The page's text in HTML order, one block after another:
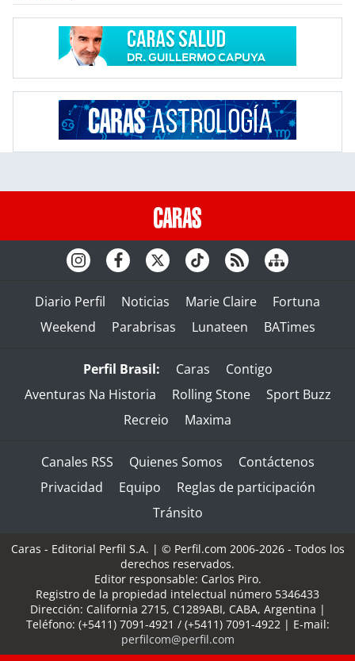
Diario Perfil Noticias Marie Claire
Fortuna
Weekend
Parabrisas Lunateen BATimes
Perfil Brasil: Caras
Contigo
Aventuras Na Historia
Rolling Stone
Sport Buzz
Recreio
Maxima
Canales RSS Quienes Somos
Contáctenos
Privacidad
Equipo
Reglas de participación
Tránsito
Caras - Editorial Perfil S.A. | © Perfil.com 2006-2026 - Todos los
derechos reservados.
Editor responsable: Carlos Piro.
Registro de la propiedad intelectual número 5346433
Dirección: California 2715, C1289ABI, CABA, Argentina |
Teléfono: (+5411) 7091-4921 / (+5411) 7091-4922 | E-mail:
perfilcom@perfil.com